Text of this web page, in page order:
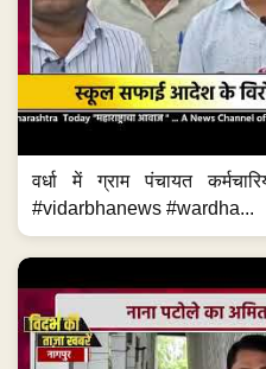
वर्धा में ग्राम पंचायत
#vidarbhanews #wardha...